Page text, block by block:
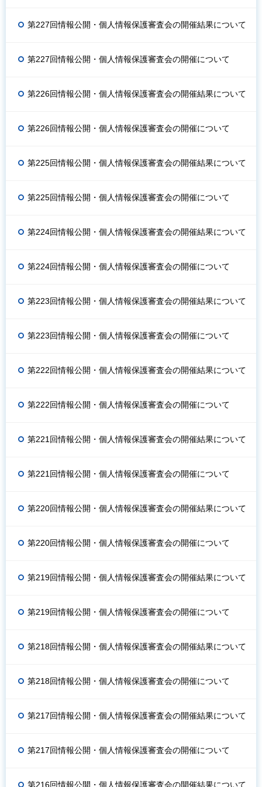
第227回情報公開・個人情報保護審査会の開催結果について
第227回情報公開・個人情報保護審査会の開催について
第226回情報公開・個人情報保護審査会の開催結果について
第226回情報公開・個人情報保護審査会の開催について
第225回情報公開・個人情報保護審査会の開催結果について
第225回情報公開・個人情報保護審査会の開催について
第224回情報公開・個人情報保護審査会の開催結果について
第224回情報公開・個人情報保護審査会の開催について
第223回情報公開・個人情報保護審査会の開催結果について
第223回情報公開・個人情報保護審査会の開催について
第222回情報公開・個人情報保護審査会の開催結果について
第222回情報公開・個人情報保護審査会の開催について
第221回情報公開・個人情報保護審査会の開催結果について
第221回情報公開・個人情報保護審査会の開催について
第220回情報公開・個人情報保護審査会の開催結果について
第220回情報公開・個人情報保護審査会の開催について
第219回情報公開・個人情報保護審査会の開催結果について
第219回情報公開・個人情報保護審査会の開催について
第218回情報公開・個人情報保護審査会の開催結果について
第218回情報公開・個人情報保護審査会の開催について
第217回情報公開・個人情報保護審査会の開催結果について
第217回情報公開・個人情報保護審査会の開催について
第216回情報公開・個人情報保護審査会の開催結果について